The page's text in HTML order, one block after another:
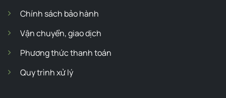
Chính sách bảo hành
Vận chuyển, giao dịch
Phương thức thanh toán
Quy trình xử lý